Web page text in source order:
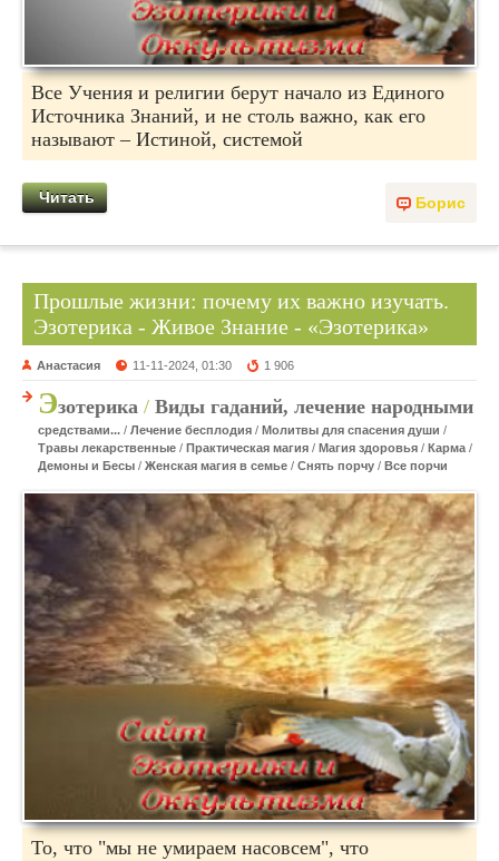
Все Учения и религии берут начало из Единого
Источника Знаний, и не столь важно, как его
называют – Истиной, системой
Борис
Читать
Прошлые жизни: почему их важно изучать.
Эзотерика - Живое Знание - «Эзотерика»
Анастасия 11-11-2024, 01:30 1 906
Эзотерика / Виды гаданий, лечение народными
средствами... / Лечение бесплодия / Молитвы для спасения души /
Травы лекарственные / Практическая магия / Магия здоровья / Карма /
Демоны и Бесы / Женская магия в семье / Снять порчу / Все порчи
То, что "мы не умираем насовсем", что